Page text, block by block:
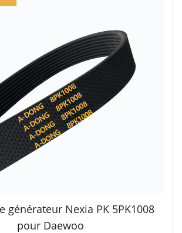
générateur Nexia PK 5PK1008
pour Daewoo